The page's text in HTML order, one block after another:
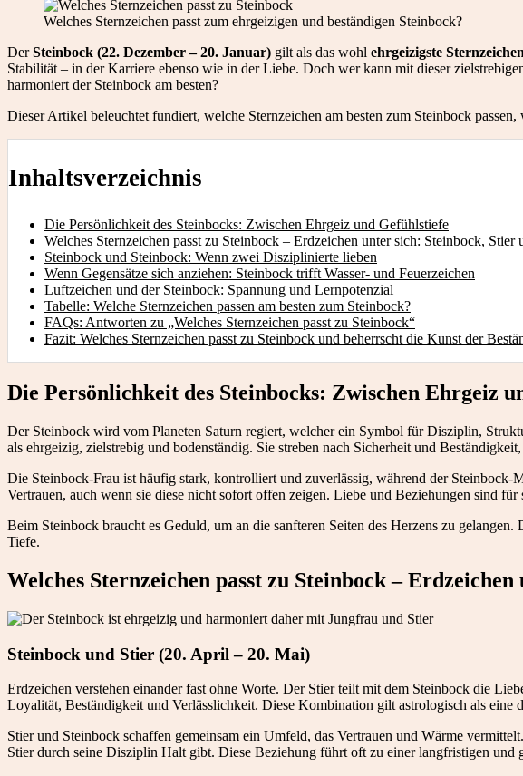
Welches Sternzeichen passt zum ehrgeizigen und beständigen Steinbock?
DerSteinbock (22. Dezember – 20. Januar) gilt als das wohl ehrgeizigste Sternzeichen
Stabilität – in der Karriere ebenso wie in der Liebe. Doch wer kann mit dieser
harmoniert der Steinbock am besten?
Dieser Artikel beleuchtet fundiert, welche Sternzeichen am besten zum Steinbock
Inhaltsverzeichnis
Die Persönlichkeit des Steinbocks: Zwischen Ehrgeiz und Gefühlstiefe
Welches Sternzeichen passt zu Steinbock – Erdzeichen unter sich: Steinbock, Stier
Steinbock und Steinbock: Wenn zwei Disziplinierte lieben
Wenn Gegensätze sich anziehen: Steinbock trifft Wasser- und Feuerzeichen
Luftzeichen und der Steinbock: Spannung und Lernpotenzial
Tabelle: Welche Sternzeichen passen am besten zum Steinbock?
FAQs: Antworten zu „Welches Sternzeichen passt zu Steinbock“
Fazit: Welches Sternzeichen passt zu Steinbock und beherrscht die Kunst der
Die Persönlichkeit des Steinbocks: Zwischen Ehrgeiz
Der Steinbock wird vom Planeten Saturn regiert, welcher ein Symbol für Disziplin,
als ehrgeizig, zielstrebig und bodenständig. Sie streben nach Sicherheit und
Die Steinbock-Frau ist häufig stark, kontrolliert und zuverlässig, während der
Vertrauen, auch wenn sie diese nicht sofort offen zeigen. Liebe und Beziehungen sind
Beim Steinbock braucht es Geduld, um an die sanfteren Seiten des Herzens zu
Tiefe.
Welches Sternzeichen passt zu Steinbock –
Steinbock und Stier (20. April – 20. Mai)
Erdzeichen verstehen einander fast ohne Worte. Der Stier teilt mit dem Steinbock die
Loyalität, Beständigkeit und Verlässlichkeit. Diese Kombination gilt astrologisch als eine
Stier und Steinbock schaffen gemeinsam ein Umfeld, das Vertrauen und Wärme
Stier durch seine Disziplin Halt gibt. Diese Beziehung führt oft zu einer langfristigen und